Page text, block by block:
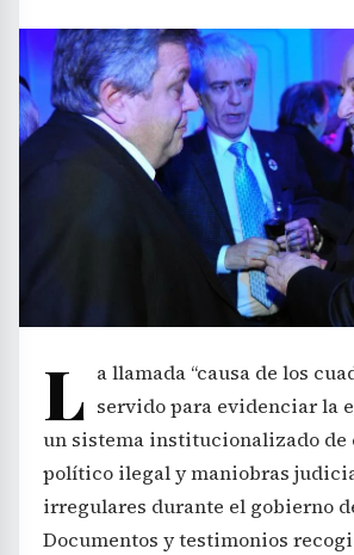
L a llamada “causa de los
servido para evidenciar la
un sistema institucionalizado de
político ilegal y maniobras
irregulares durante el gobierno de
Documentos y testimonios